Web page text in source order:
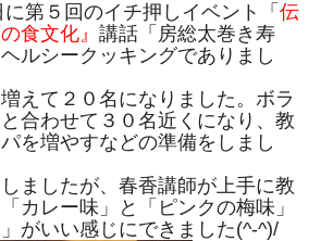
第５回のイチ押しイベント「 伝
食文化』 講話「房総太巻き寿
ルシークッキングでありまし
えて２０名になりました。ボラ
合わせて３０名近くになり、教
を増やすなどの準備をしまし
ましたが、春香講師が上手に教
カレー味」と「ピンクの梅味」
」がいい感じにできました(^-^)/